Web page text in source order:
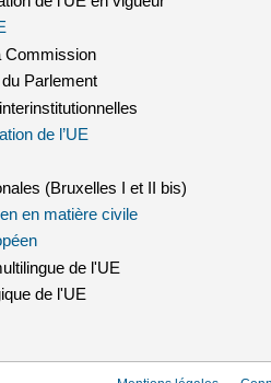
est externe)
Commission
lien est externe)
Parlement
de l’UE
externe)
(Bruxelles I et II bis)
en matière civile(le lien est externe)
(le lien est externe)
de l'UE
de l'UE